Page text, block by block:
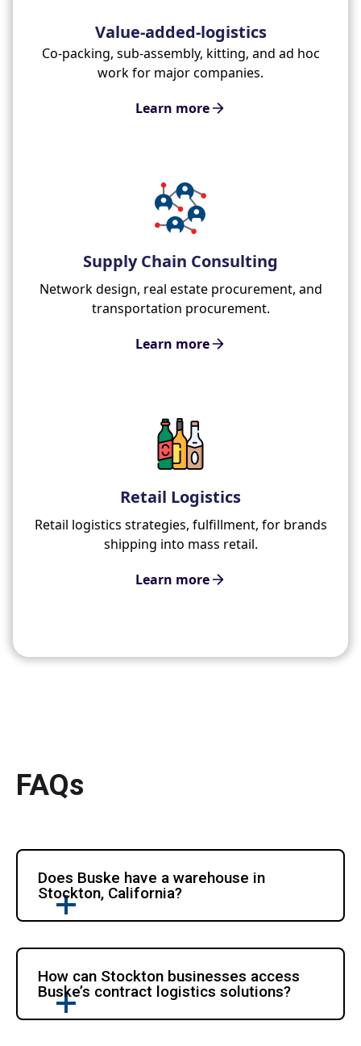
Value-added-logistics
Co-packing, sub-assembly, kitting, and ad hoc
work for major companies.
Learn more
Supply Chain Consulting
Network design, real estate procurement, and
transportation procurement.
Learn more
Retail Logistics
Retail logistics strategies, fulfillment, for brands
shipping into mass retail.
Learn more
FAQs
Does Buske have a warehouse in
Stockton, California?
How can Stockton businesses access
Buske’s contract logistics solutions?